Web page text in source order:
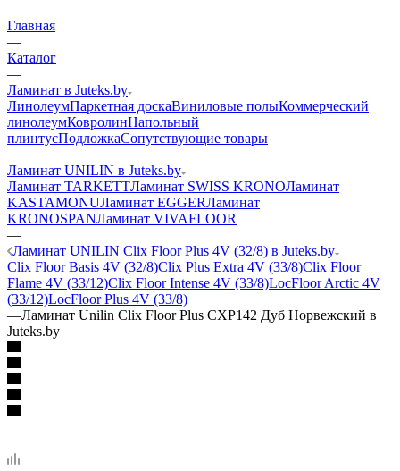
Главная
—
Каталог
—
Ламинат в Juteks.by
ЛинолеумПаркетная доскаВиниловые полыКоммерческий
линолеумКовролинНапольный
плинтусПодложкаСопутствующие товары
—
Ламинат UNILIN в Juteks.by
Ламинат TARKETTЛаминат SWISS KRONOЛаминат
KASTAMONUЛаминат EGGERЛаминат
KRONOSPANЛаминат VIVAFLOOR
—
Ламинат UNILIN Clix Floor Plus 4V (32/8) в Juteks.by
Clix Floor Basis 4V (32/8)Clix Plus Extra 4V (33/8)Clix Floor
Flame 4V (33/12)Clix Floor Intense 4V (33/8)LocFloor Arctic 4V
(33/12)LocFloor Plus 4V (33/8)
—Ламинат Unilin Clix Floor Plus CXP142 Дуб Норвежский в
Juteks.by